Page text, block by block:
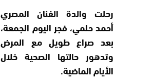
رحلت والدة الفنان المصري
أحمد حلمي، فجر اليوم الجمعة،
بعد صراع طويل مع المرض
وتدهور حالتها الصحية خلال
الأيام الماضية.